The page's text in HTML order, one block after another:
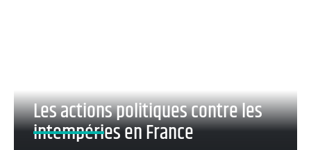
Les actions politiques contre les
intempéries en France